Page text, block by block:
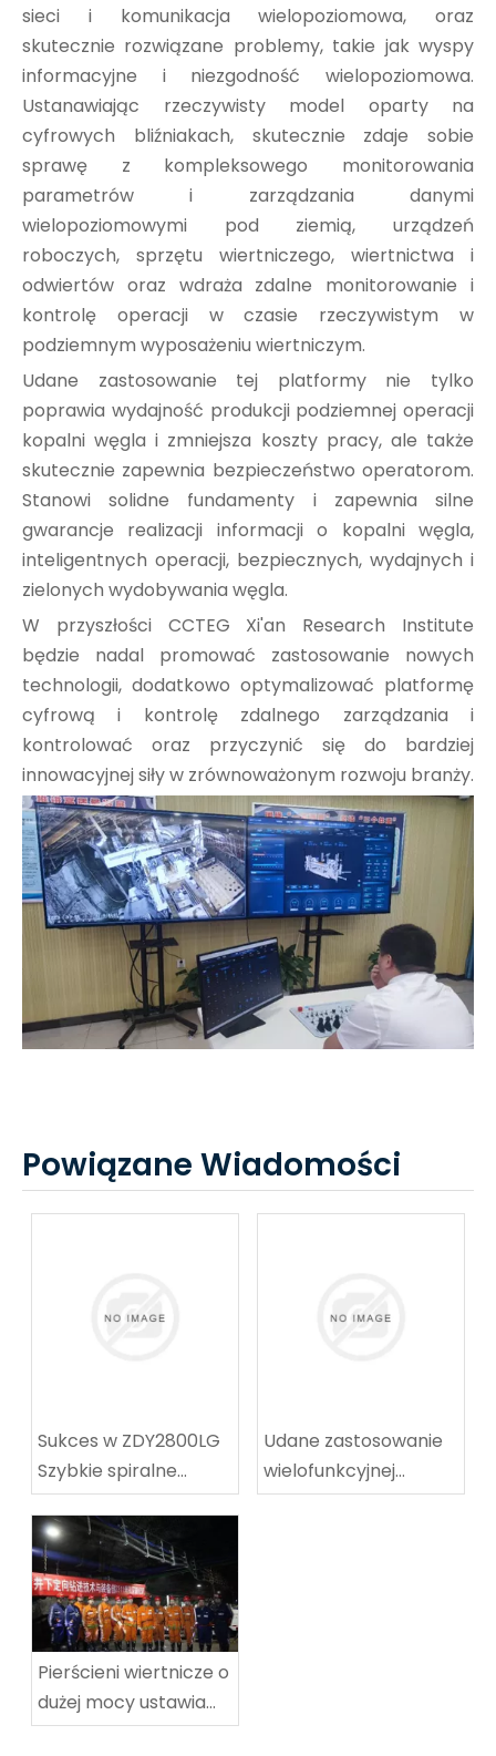
sieci i komunikacja wielopoziomowa, oraz
skutecznie rozwiązane problemy, takie jak wyspy
informacyjne i niezgodność wielopoziomowa.
Ustanawiając rzeczywisty model oparty na
cyfrowych bliźniakach, skutecznie zdaje sobie
sprawę z kompleksowego monitorowania
parametrów i zarządzania danymi
wielopoziomowymi pod ziemią, urządzeń
roboczych, sprzętu wiertniczego, wiertnictwa i
odwiertów oraz wdraża zdalne monitorowanie i
kontrolę operacji w czasie rzeczywistym w
podziemnym wyposażeniu wiertniczym.
Udane zastosowanie tej platformy nie tylko
poprawia wydajność produkcji podziemnej operacji
kopalni węgla i zmniejsza koszty pracy, ale także
skutecznie zapewnia bezpieczeństwo operatorom.
Stanowi solidne fundamenty i zapewnia silne
gwarancje realizacji informacji o kopalni węgla,
inteligentnych operacji, bezpiecznych, wydajnych i
zielonych wydobywania węgla.
W przyszłości CCTEG Xi'an Research Institute
będzie nadal promować zastosowanie nowych
technologii, dodatkowo optymalizować platformę
cyfrową i kontrolę zdalnego zarządzania i
kontrolować oraz przyczynić się do bardziej
innowacyjnej siły w zrównoważonym rozwoju branży.
Powiązane Wiadomości
Sukces w ZDY2800LG
Szybkie spiralne
wyposażenie
techniczne
wyposażenie
techniczne
Udane zastosowanie
wielofunkcyjnej
maszyny do
Pierścieni wiertnicze o
dużej mocy ustawia
nowy rekord świata w